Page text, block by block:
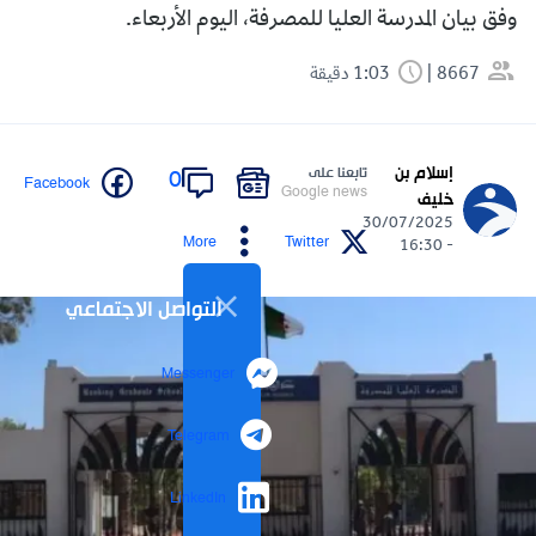
وفق بيان المدرسة العليا للمصرفة، اليوم الأربعاء.
8667
إسلام بن
خليف
30/07/2025
- 16:30
تابعنا على
Google news
0
Facebook
Twitter
More
التواصل الاجتماعي
Messenger
Telegram
LinkedIn